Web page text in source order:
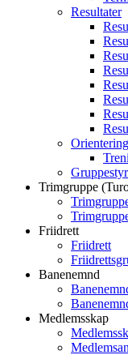
Resultater
Trimgruppe
Friidrett
Friidrett
Banenemnd
Medlemsskap